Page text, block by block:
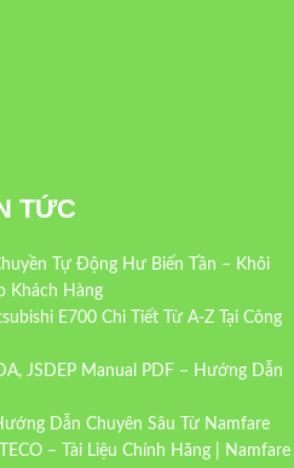
TỨC
Tự Động Hư Biến Tần – Khôi
Khách Hàng
E700 Chi Tiết Từ A-Z Tại Công
JSDEP Manual PDF – Hướng Dẫn
Dẫn Chuyên Sâu Từ Namfare
– Tài Liệu Chính Hãng | Namfare